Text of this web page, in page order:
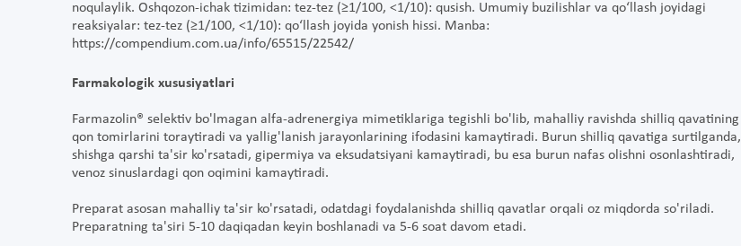
noqulaylik. Oshqozon-ichak tizimidan: tez-tez (≥1/100, <1/10): qusish. Umumiy buzilishlar va qo‘llash joyidagi
reaksiyalar: tez-tez (≥1/100, <1/10): qo‘llash joyida yonish hissi. Manba:
https://compendium.com.ua/info/65515/22542/
Farmakologik xususiyatlari
Farmazolin® selektiv bo'lmagan alfa-adrenergiya mimetiklariga tegishli bo'lib, mahalliy ravishda shilliq qavatining
qon tomirlarini toraytiradi va yallig'lanish jarayonlarining ifodasini kamaytiradi. Burun shilliq qavatiga surtilganda,
shishga qarshi ta'sir ko'rsatadi, gipermiya va eksudatsiyani kamaytiradi, bu esa burun nafas olishni osonlashtiradi,
venoz sinuslardagi qon oqimini kamaytiradi.
Preparat asosan mahalliy ta'sir ko'rsatadi, odatdagi foydalanishda shilliq qavatlar orqali oz miqdorda so'riladi.
Preparatning ta'siri 5-10 daqiqadan keyin boshlanadi va 5-6 soat davom etadi.